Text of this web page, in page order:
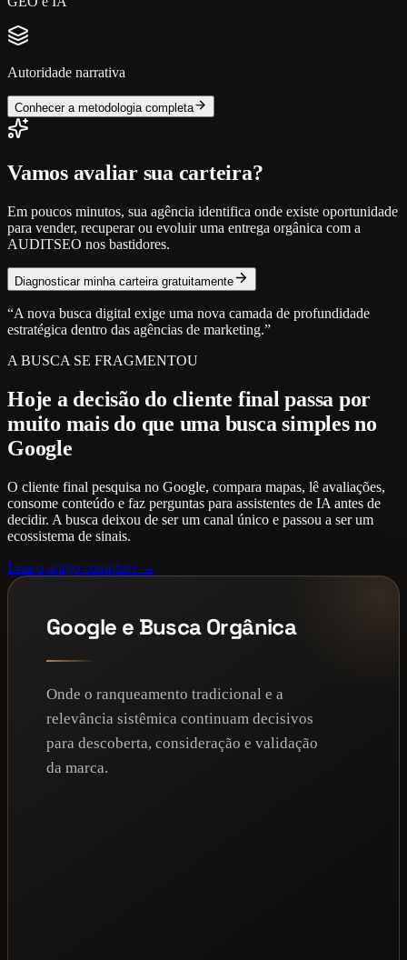
Autoridade narrativa
Conhecer a metodologia completa
Vamos avaliar sua carteira?
Em poucos minutos, sua agência identifica onde existe oportunidade
para vender, recuperar ou evoluir uma entrega orgânica com a
AUDITSEO nos bastidores.
Diagnosticar minha carteira gratuitamente
“A nova busca digital exige uma nova camada de profundidade
estratégica dentro das agências de marketing.”
A BUSCA SE FRAGMENTOU
Hoje a decisão do cliente final passa por
muito mais do que uma busca simples no
Google
O cliente final pesquisa no Google, compara mapas, lê avaliações,
consome conteúdo e faz perguntas para assistentes de IA antes de
decidir. A busca deixou de ser um canal único e passou a ser um
ecossistema de sinais.
Leia o artigo completo →
Google e Busca Orgânica
Onde o ranqueamento tradicional e a
relevância sistêmica continuam decisivos
para descoberta, consideração e validação
da marca.